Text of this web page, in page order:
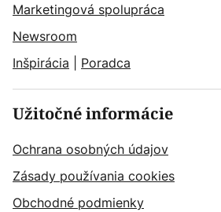
Marketingová spolupráca
Newsroom
Inšpirácia
Poradca
Užitočné informácie
Ochrana osobných údajov
Zásady používania cookies
Obchodné podmienky